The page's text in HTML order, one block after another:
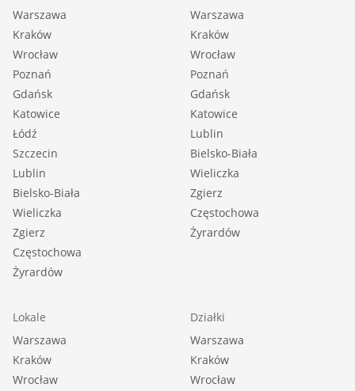
Warszawa
Kraków
Wrocław
Poznań
Gdańsk
Katowice
Łódź
Szczecin
Lublin
Bielsko-Biała
Wieliczka
Zgierz
Częstochowa
Żyrardów
Warszawa
Kraków
Wrocław
Poznań
Gdańsk
Katowice
Lublin
Bielsko-Biała
Wieliczka
Zgierz
Częstochowa
Żyrardów
Lokale
Warszawa
Kraków
Wrocław
Działki
Warszawa
Kraków
Wrocław